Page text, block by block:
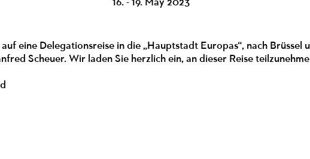
16. - 19. May 2023
eine Delegationsreise in die „Hauptstadt Europas“, nach Brüssel
Scheuer. Wir laden Sie herzlich ein, an dieser Reise